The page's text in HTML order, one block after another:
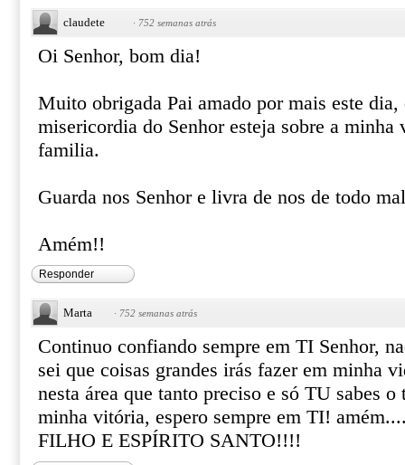
claudete · 752 semanas atrás
Oi Senhor, bom dia!
Muito obrigada Pai amado por mais este dia,
misericordia do Senhor esteja sobre a minha
familia.
Guarda nos Senhor e livra de nos de todo
Amém!!
Responder
Marta · 752 semanas atrás
Continuo confiando sempre em TI Senhor,
sei que coisas grandes irás fazer em minha
nesta área que tanto preciso e só TU sabes
minha vitória, espero sempre em TI!
FILHO E ESPÍRITO SANTO!!!!